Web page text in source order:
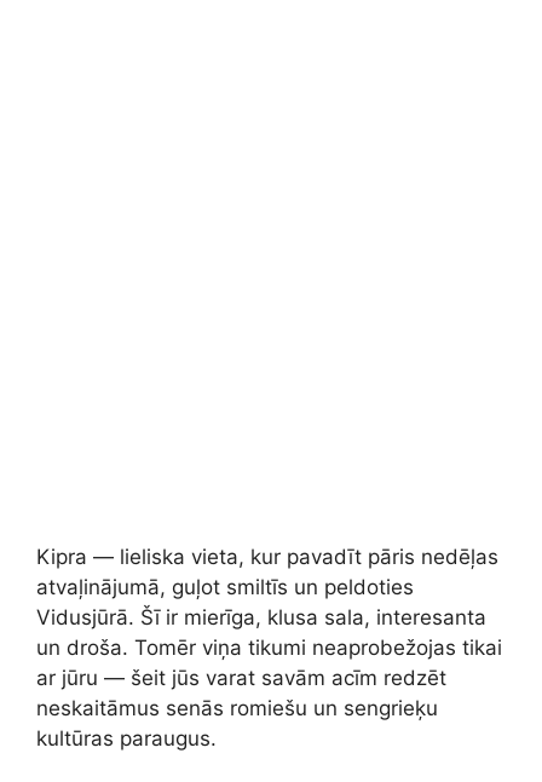
Kipra — lieliska vieta, kur pavadīt pāris nedēļas
atvaļinājumā, guļot smiltīs un peldoties
Vidusjūrā. Šī ir mierīga, klusa sala, interesanta
un droša. Tomēr viņa tikumi neaprobežojas tikai
ar jūru — šeit jūs varat savām acīm redzēt
neskaitāmus senās romiešu un sengrieķu
kultūras paraugus.